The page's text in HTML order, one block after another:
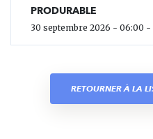
PRODURABLE
30 septembre 2026 - 06:00
RETOURNER À LA